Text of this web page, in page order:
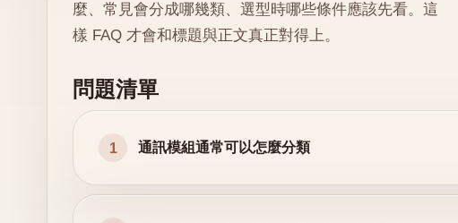
麼、常見會分成哪幾類、選型時哪些條件應該先看。這
樣 FAQ 才會和標題與正文真正對得上。
問題清單
1 通訊模組通常可以怎麼分類